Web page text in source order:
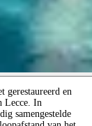
gerestaureerd en
Lecce. In
samengestelde